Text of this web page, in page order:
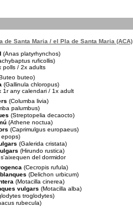
de Santa Maria / el Pla de Santa Maria (ACA)
(Anas platyrhynchos)
ruficollis)
polls / 2x adults
buteo)
(Gallinula chloropus)
1r any calendari / 1x adult
(Columba livia)
palumbus)
(Streptopelia decaocto)
(Athene noctua)
(Caprimulgus europaeus)
(Galerida cristata)
(Hirundo rustica)
s'aixequen del dormidor
(Cecropis rufula)
(Delichon urbicum)
(Motacilla cinerea)
vulgars (Motacilla alba)
troglodytes)
rubecula)